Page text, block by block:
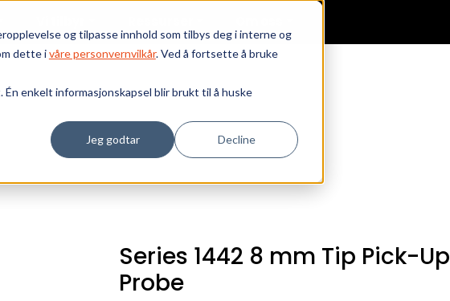
og tilpasse innhold som tilbys deg i interne og
dette ivåre personvernvilkår. Ved å fortsette å bruke
enkelt informasjonskapsel blir brukt til å huske
Jeg godtar Decline
Series 1442 8 mm Tip Pick-Up
Probe